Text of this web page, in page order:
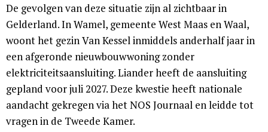
De gevolgen van deze situatie zijn al zichtbaar in
Gelderland. In Wamel, gemeente West Maas en Waal,
woont het gezin Van Kessel inmiddels anderhalf jaar in
een afgeronde nieuwbouwwoning zonder
elektriciteitsaansluiting. Liander heeft de aansluiting
gepland voor juli 2027. Deze kwestie heeft nationale
aandacht gekregen via het NOS Journaal en leidde tot
vragen in de Tweede Kamer.